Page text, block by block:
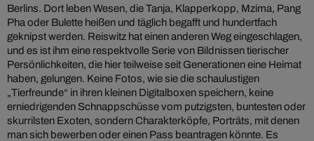
Berlins. Dort leben Wesen, die Tanja, Klapperkopp, Mzima, Pang
Pha oder Bulette heißen und täglich begafft und hundertfach
geknipst werden. Reiswitz hat einen anderen Weg eingeschlagen,
und es ist ihm eine respektvolle Serie von Bildnissen tierischer
Persönlichkeiten, die hier teilweise seit Generationen eine Heimat
haben, gelungen. Keine Fotos, wie sie die schaulustigen
„Tierfreunde“ in ihren kleinen Digitalboxen speichern, keine
erniedrigenden Schnappschüsse vom putzigsten, buntesten oder
skurrilsten Exoten, sondern Charakterköpfe, Porträts, mit denen
man sich bewerben oder einen Pass beantragen könnte. Es